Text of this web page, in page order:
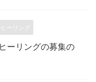
ーリング
ーリングの募集の